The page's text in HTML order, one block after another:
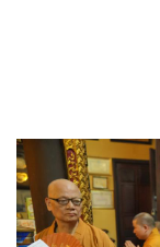
Chư vị Nghiệp
Hưng – Ủy viên